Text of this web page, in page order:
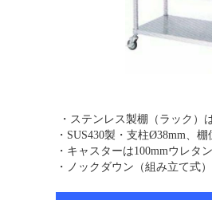
・ステンレス製棚（ラック）
・SUS430製・支柱Ø38mm、
・キャスターは100mmウレタ
・ノックダウン（組み立